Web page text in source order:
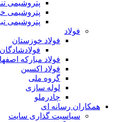
پتروشیمی
پتروشیمی
پتروشیمی
فولاد
فولاد خوزستان
فولادشادگان
فولاد مبارکه
فولاد اکسین
گروه ملی
لوله سازی
چادرملو
همکاران رسانه ای
سیاسیت گذاری سایت